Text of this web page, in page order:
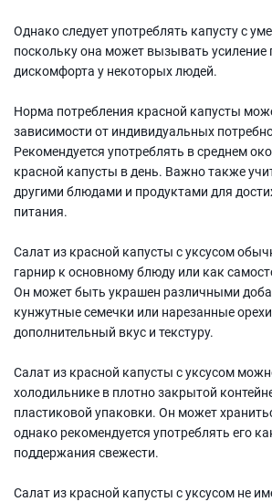
Однако следует употреблять капусту с
поскольку она может вызывать усиление
дискомфорта у некоторых людей.
Норма потребления красной капусты
зависимости от индивидуальных
Рекомендуется употреблять в среднем
красной капусты в день. Важно также
другими блюдами и продуктами для
питания.
Салат из красной капусты с уксусом
гарнир к основному блюду или как
Он может быть украшен различными
кунжутные семечки или нарезанные
дополнительный вкус и текстуру.
Салат из красной капусты с уксусом
холодильнике в плотно закрытой
пластиковой упаковки. Он может
однако рекомендуется употреблять его
поддержания свежести.
Салат из красной капусты с уксусом не